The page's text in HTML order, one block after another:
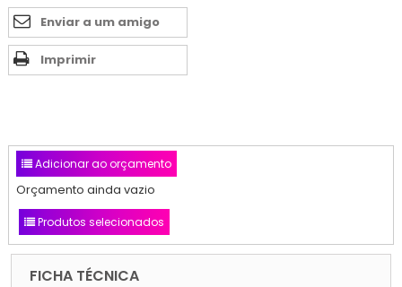
Enviar a um amigo
Imprimir
Adicionar ao orçamento
Orçamento ainda vazio
Produtos selecionados
FICHA TÉCNICA